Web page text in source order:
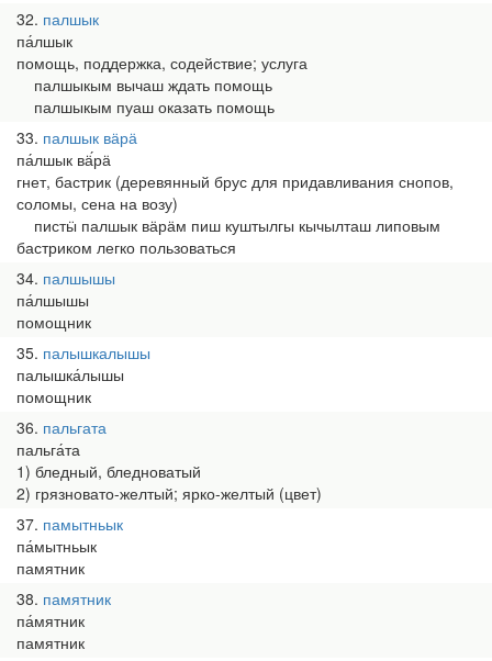
32 палшык
па́лшык
помощь, поддержка, содействие; услуга
палшыкым вычаш ждать помощь
палшыкым пуаш оказать помощь
33 палшык вӓрӓ
па́лшык вӓ́рӓ
гнет, бастрик (деревянный брус для придавливания снопов,
соломы, сена на возу)
пистӹ палшык вӓрӓм пиш куштылгы кычылташ липовым
бастриком легко пользоваться
34 палшышы
па́лшышы
помощник
35 палышкалышы
палышка́лышы
помощник
36 пальгата
пальга́та
1) бледный, бледноватый
2) грязновато-желтый; ярко-желтый (цвет)
37 памытньык
па́мытньык
памятник
38 памятник
па́мятник
памятник